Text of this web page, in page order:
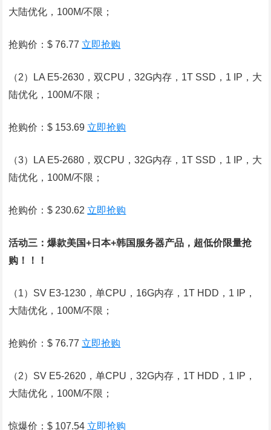
大陆优化，100M/不限；
抢购价：$ 76.77 立即抢购
（2）LA E5-2630，双CPU，32G内存，1T SSD，1 IP，大
陆优化，100M/不限；
抢购价：$ 153.69 立即抢购
（3）LA E5-2680，双CPU，32G内存，1T SSD，1 IP，大
陆优化，100M/不限；
抢购价：$ 230.62 立即抢购
活动三：爆款美国+日本+韩国服务器产品，超低价限量抢
购！！！
（1）SV E3-1230，单CPU，16G内存，1T HDD，1 IP，
大陆优化，100M/不限；
抢购价：$ 76.77 立即抢购
（2）SV E5-2620，单CPU，32G内存，1T HDD，1 IP，
大陆优化，100M/不限；
惊爆价：$ 107.54 立即抢购